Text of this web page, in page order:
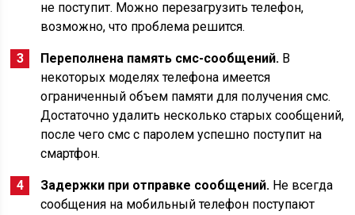
не поступит. Можно перезагрузить телефон,
возможно, что проблема решится.
Переполнена память смс-сообщений. В
некоторых моделях телефона имеется
ограниченный объем памяти для получения смс.
Достаточно удалить несколько старых сообщений,
после чего смс с паролем успешно поступит на
смартфон.
Задержки при отправке сообщений. Не всегда
сообщения на мобильный телефон поступают